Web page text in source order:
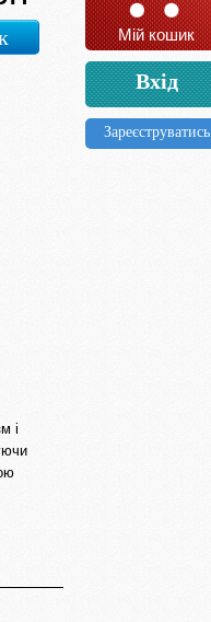
і
Мій кошик
Вхід
Зареєструватись